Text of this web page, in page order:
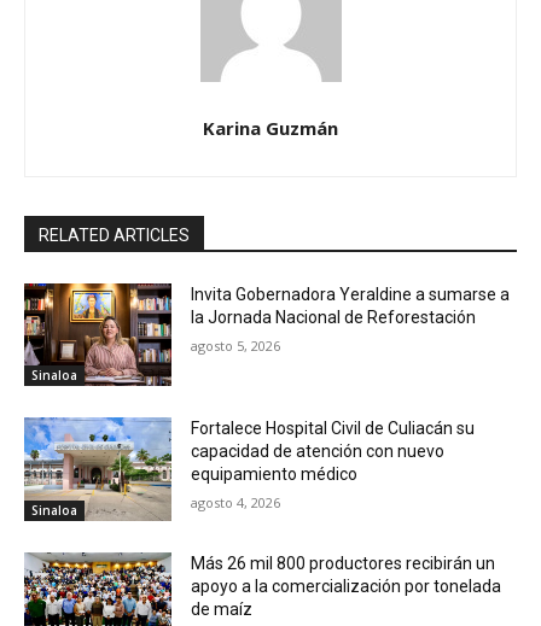
Karina Guzmán
RELATED ARTICLES
Sinaloa
Invita Gobernadora Yeraldine a sumarse a
la Jornada Nacional de Reforestación
agosto 5, 2026
Sinaloa
Fortalece Hospital Civil de Culiacán su
capacidad de atención con nuevo
equipamiento médico
agosto 4, 2026
Más 26 mil 800 productores recibirán un
apoyo a la comercialización por tonelada
de maíz